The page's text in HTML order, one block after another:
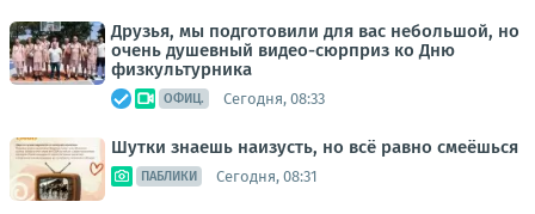
Друзья, мы подготовили для вас небольшой, но
очень душевный видео-сюрприз ко Дню
физкультурника
ОФИЦ. Сегодня, 08:33
Шутки знаешь наизусть, но всё равно смеёшься
ПАБЛИКИ Сегодня, 08:31